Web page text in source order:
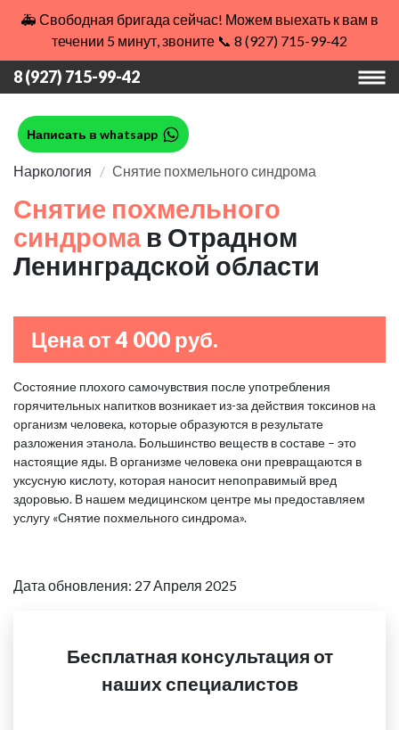
🚑 Свободная бригада сейчас! Можем выехать к вам в
течении 5 минут, звоните 📞 8 (927) 715-99-42
8 (927) 715-99-42
Написать в whatsapp
Наркология Снятие похмельного синдрома
Снятие похмельного
синдрома в Отрадном
Ленинградской области
Цена от 4 000 руб.
Состояние плохого самочувствия после употребления
горячительных напитков возникает из-за действия токсинов на
организм человека, которые образуются в результате
разложения этанола. Большинство веществ в составе – это
настоящие яды. В организме человека они превращаются в
уксусную кислоту, которая наносит непоправимый вред
здоровью. В нашем медицинском центре мы предоставляем
услугу «Снятие похмельного синдрома».
Дата обновления: 27 Апреля 2025
Бесплатная консультация от
наших специалистов